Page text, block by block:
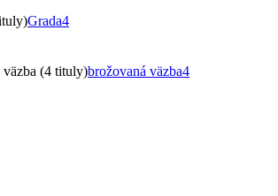
Grada4
väzba (4 tituly)brožovaná väzba4